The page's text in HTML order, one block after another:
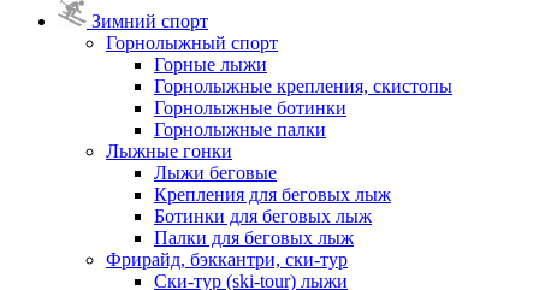
Зимний спорт
Горнолыжный спорт
Горные лыжи
Горнолыжные крепления, скистопы
Горнолыжные ботинки
Горнолыжные палки
Лыжные гонки
Лыжи беговые
Крепления для беговых лыж
Ботинки для беговых лыж
Палки для беговых лыж
Фрирайд, бэккантри, ски-тур
Ски-тур (ski-tour) лыжи